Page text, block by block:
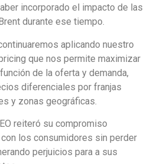
incorporado el impacto de las
durante ese tiempo.
aplicando nuestro
que nos permite maximizar
de la oferta y demanda,
diferenciales por franjas
y zonas geográficas.
reiteró su compromiso
con los consumidores sin perder
perjuicios para a sus